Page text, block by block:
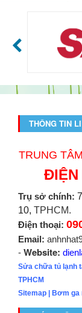
THÔNG TIN
TRUNG
ĐIỆN
Trụ sở chính:
10, TPHCM.
Điện thoại:
Email:
- Website:
Sửa chữa tủ lạnh
TPHCM
Sitemap | Bơm ga